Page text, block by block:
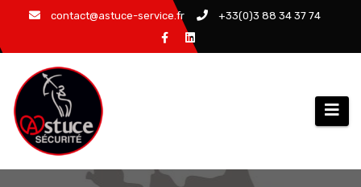
contenu
contact@astuce-service.fr +33(0)3 88 34 37 74